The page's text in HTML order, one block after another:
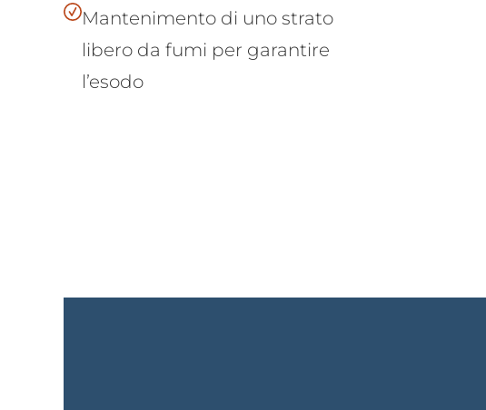
Mantenimento di uno strato
libero da fumi per garantire
l’esodo